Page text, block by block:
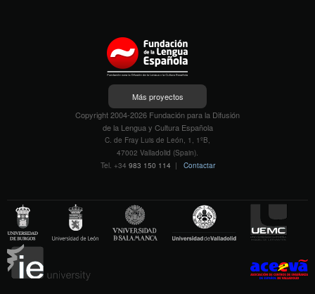
Más proyectos
Copyright 2004-2026 Fundación para la Difusión
de la Lengua y Cultura Española
C. de Fray Luis de León, 1, 1ºB,
47002 Valladolid (Spain).
Tel. +34 983 150 114 | Contactar